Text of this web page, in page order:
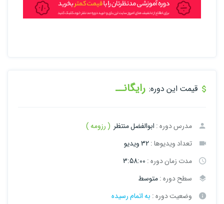
قیمت این دوره: رایگانــ
مدرس دوره : ابوالفضل منتظر ( رزومه )
تعداد ویدیوها :32 ویدیو
مدت زمان دوره : 3:58:00
سطح دوره :متوسط
وضعیت دوره : به اتمام رسیده